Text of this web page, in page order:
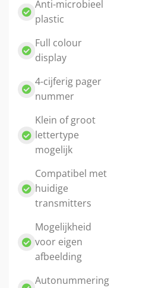
Anti-microbieel
plastic
Full colour
display
4-cijferig pager
nummer
Klein of groot
lettertype
mogelijk
Compatibel met
huidige
transmitters
Mogelijkheid
voor eigen
afbeelding
Autonummering